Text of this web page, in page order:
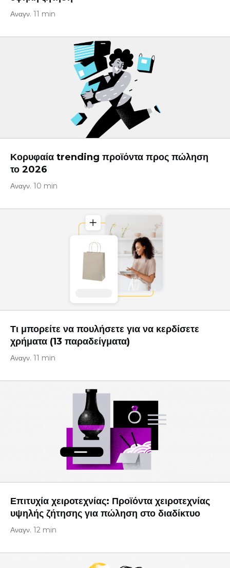
Αναγν. 11 min
Κορυφαία trending προϊόντα προς πώληση
το 2026
Αναγν. 10 min
Τι μπορείτε να πουλήσετε για να κερδίσετε
χρήματα (13 παραδείγματα)
Αναγν. 11 min
Επιτυχία χειροτεχνίας: Προϊόντα χειροτεχνίας
υψηλής ζήτησης για πώληση στο διαδίκτυο
Αναγν. 12 min